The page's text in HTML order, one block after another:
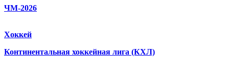
ЧМ-2026
Хоккей
Континентальная хоккейная лига (КХЛ)